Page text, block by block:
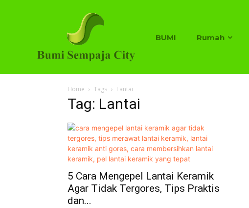
BUMI Rumah
Home Tags Lantai
Tag: Lantai
5 Cara Mengepel Lantai Keramik
Agar Tidak Tergores, Tips Praktis
dan...